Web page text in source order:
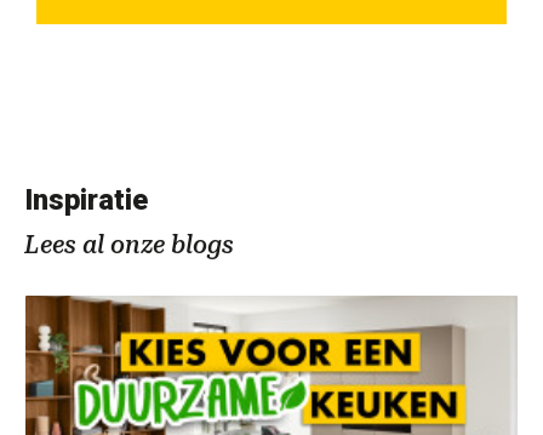
Inspiratie
Lees al onze blogs